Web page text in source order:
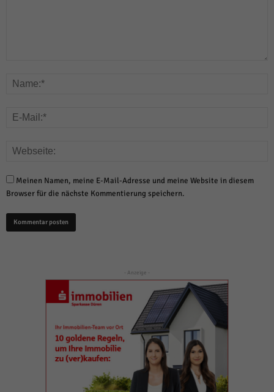
Meinen Namen, meine E-Mail-Adresse und meine Website in diesem
Browser für die nächste Kommentierung speichern.
- Anzeige -